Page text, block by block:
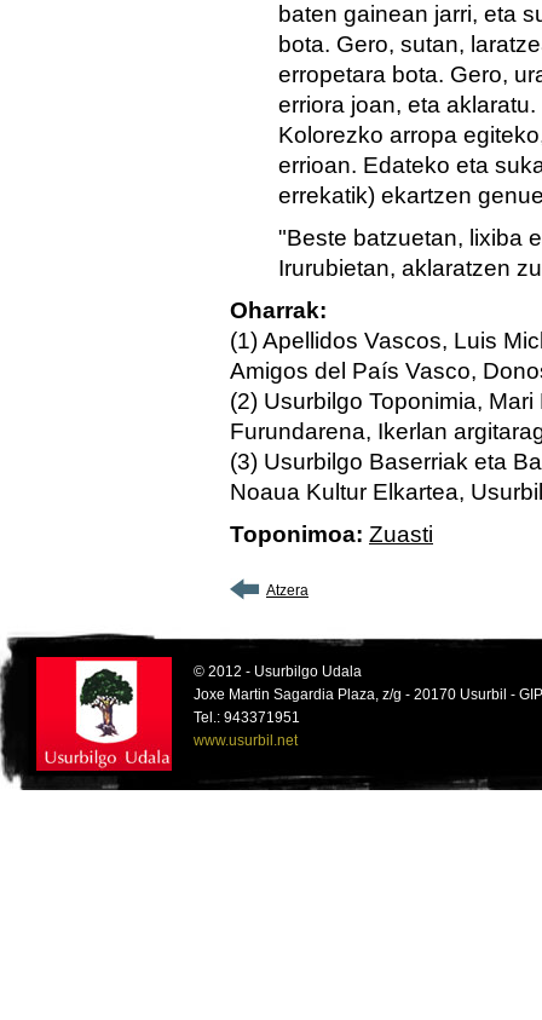
baten gainean jarri, eta
bota. Gero, sutan,
erropetara bota. Gero,
erriora joan, eta
Kolorezko arropa
errioan. Edateko eta
errekatik) ekartzen
"Beste batzuetan, lixiba
Irurubietan, aklaratzen
Oharrak:
(1) Apellidos Vascos, Luis
Amigos del País Vasco,
(2) Usurbilgo Toponimia,
Furundarena, Ikerlan
(3) Usurbilgo Baserriak eta
Noaua Kultur Elkartea,
Toponimoa: Zuasti
Atzera
© 2012 - Usurbilgo Udala
Joxe Martin Sagardia Plaza, z/g - 20170 Usurbil -
Tel.: 943371951
www.usurbil.net